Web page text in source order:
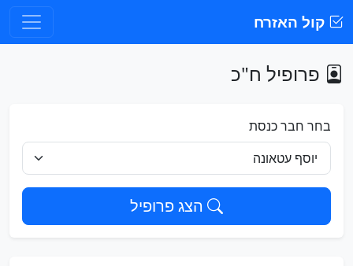
קול האזרח
פרופיל ח"כ
בחר חבר כנסת
הצג פרופיל